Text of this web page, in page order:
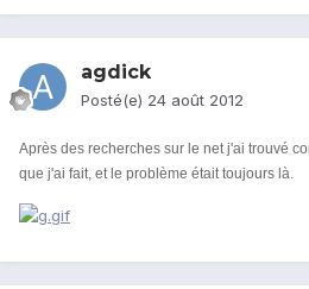
agdick
Posté(e) 24 août 2012
Après des recherches sur le net j'ai trouvé
que j'ai fait, et le problème était toujours là.